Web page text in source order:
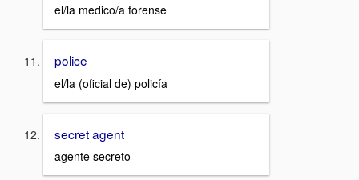
el/la medico/a forense
police
el/la (oficial de) policía
secret agent
agente secreto